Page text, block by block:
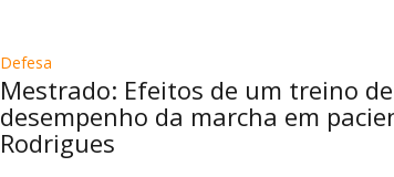
Defesa
Mestrado: Efeitos de um treino
desempenho da marcha em
Rodrigues